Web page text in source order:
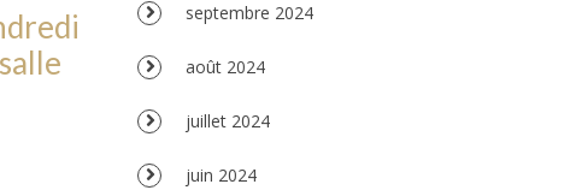
septembre 2024
août 2024
juillet 2024
juin 2024